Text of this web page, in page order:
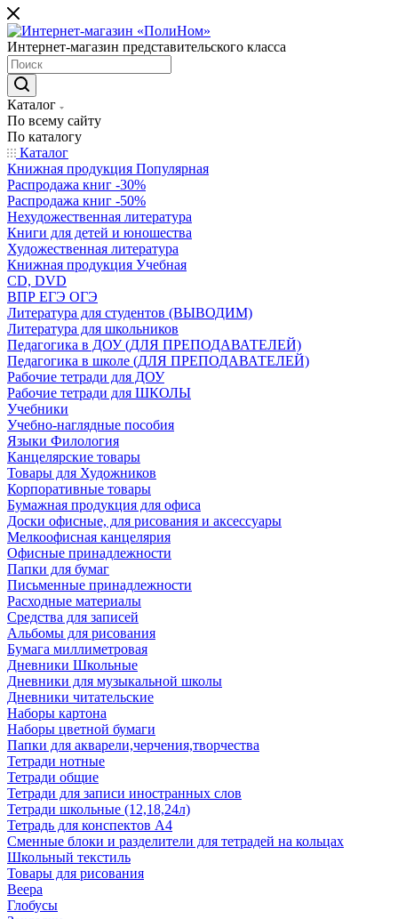
Интернет-магазин представительского класса
Каталог
По всему сайту
По каталогу
Каталог
Книжная продукция Популярная
Распродажа книг -30%
Распродажа книг -50%
Нехудожественная литература
Книги для детей и юношества
Художественная литература
Книжная продукция Учебная
CD, DVD
ВПР ЕГЭ ОГЭ
Литература для студентов (ВЫВОДИМ)
Литература для школьников
Педагогика в ДОУ (ДЛЯ ПРЕПОДАВАТЕЛЕЙ)
Педагогика в школе (ДЛЯ ПРЕПОДАВАТЕЛЕЙ)
Рабочие тетради для ДОУ
Рабочие тетради для ШКОЛЫ
Учебники
Учебно-наглядные пособия
Языки Филология
Канцелярские товары
Товары для Художников
Корпоративные товары
Бумажная продукция для офиса
Доски офисные, для рисования и аксессуары
Мелкоофисная канцелярия
Офисные принадлежности
Папки для бумаг
Письменные принадлежности
Расходные материалы
Средства для записей
Альбомы для рисования
Бумага миллиметровая
Дневники Школьные
Дневники для музыкальной школы
Дневники читательские
Наборы картона
Наборы цветной бумаги
Папки для акварели,черчения,творчества
Тетради нотные
Тетради общие
Тетради для записи иностранных слов
Тетради школьные (12,18,24л)
Тетрадь для конспектов А4
Сменные блоки и разделители для тетрадей на кольцах
Школьный текстиль
Товары для рисования
Веера
Глобусы